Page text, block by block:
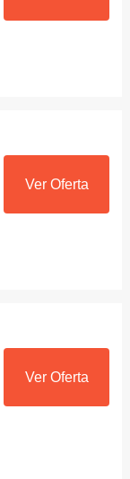
Ver Oferta
Ver Oferta